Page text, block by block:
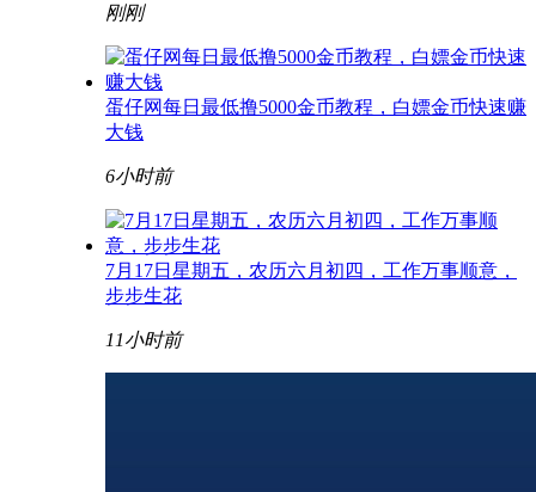
刚刚
蛋仔网每日最低撸5000金币教程，白嫖金币快速赚
大钱
6小时前
7月17日星期五，农历六月初四，工作万事顺意，
步步生花
11小时前